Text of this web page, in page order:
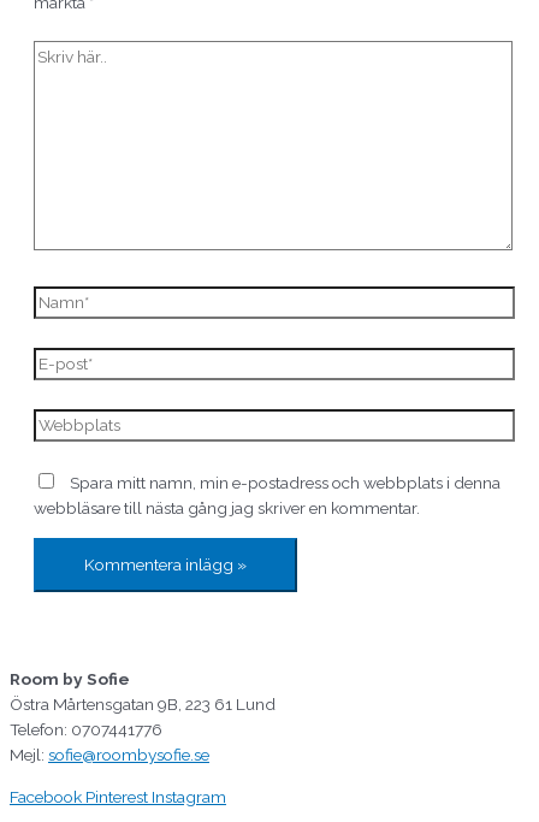
Spara mitt namn, min e-postadress och webbplats i denna
webbläsare till nästa gång jag skriver en kommentar.
Room by Sofie
Östra Mårtensgatan 9B, 223 61 Lund
Telefon: 0707441776
Mejl: sofie@roombysofie.se
Facebook Pinterest Instagram